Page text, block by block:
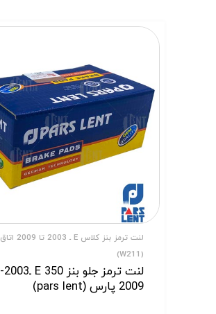
لنت ترمز بنز کلاس E ـ 2003 تا 2009 اتاق
(W211)
لنت ترمز جلو بنز E 350 ـ2003-
2009 پارس (pars lent)